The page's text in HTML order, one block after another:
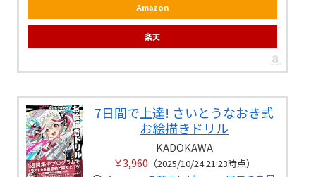
Amazon
楽天
7日間で上達! さいとうなおき式
お絵描きドリル
KADOKAWA
￥3,960 （2025/10/24 21:23時点）